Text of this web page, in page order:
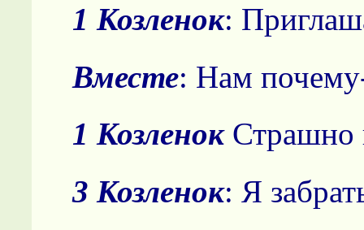
1 Козленок:
Вместе: Нам
1 КозленокСтрашно
3 Козленок: Я